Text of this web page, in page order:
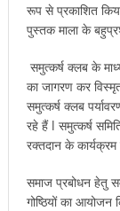
रूप से प्रकाशित
पुस्तक माला के
समुत्कर्ष क्लब के
का जागरण कर
समुत्कर्ष क्लब
रहे हैं l समुत्कर्ष
रक्तदान के
समाज प्रबोधन हेतु
गोष्ठियों का आयोजन